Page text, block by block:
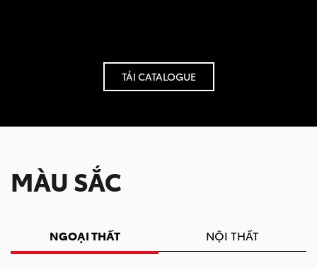
TẢI CATALOGUE
MÀU SẮC
NGOẠI THẤT NỘI THẤT